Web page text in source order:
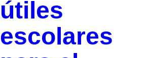
útiles
escolares